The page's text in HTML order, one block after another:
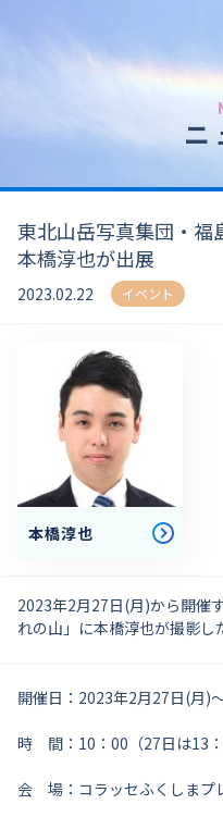
ニ
東北山岳写真集団・福
本橋淳也が出展
2023.02.22 イベント
本橋淳也
2023年2月27日(月)から開催
れの山」に本橋淳也が撮影し
開催日：2023年2月27日(月)
時 間：10：00（27日は13
会 場：コラッセふくしまプ